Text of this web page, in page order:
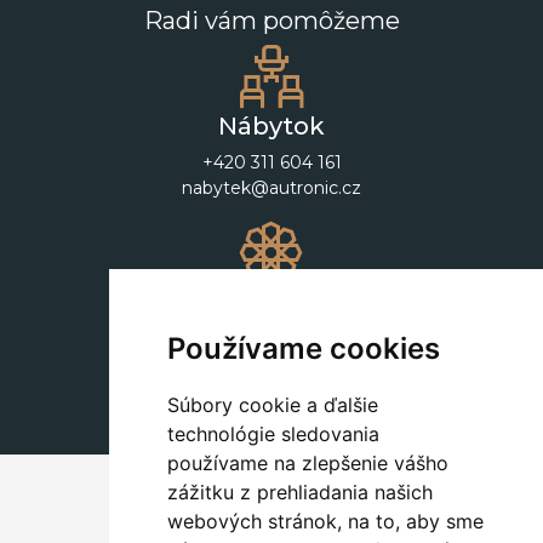
Používame cookies
Súbory cookie a ďalšie
technológie sledovania
používame na zlepšenie vášho
zážitku z prehliadania našich
webových stránok, na to, aby sme
Radi vám pomôžeme
Nábytok
+420 311 604 161
nabytek@autronic.cz
+420 311 604 182
dekorace@autronic.cz